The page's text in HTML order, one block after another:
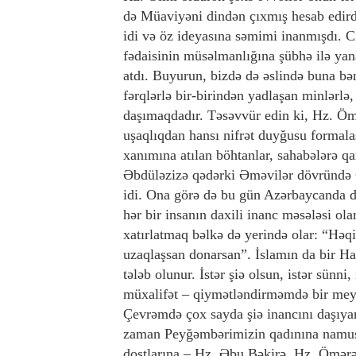
də Müaviyəni dindən çıxmış hesab
idi və öz ideyasına səmimi
fədaisinin müsəlmanlığına şübhə ilə
atdı. Buyurun, bizdə də əslində buna
fərqlərlə bir-birindən yadlaşan
daşımaqdadır. Təsəvvür edin ki, Hz.
uşaqlıqdan hansı nifrət duyğusu
xanımına atılan böhtanlar, sahabələrə
Əbdüləzizə qədərki Əməvilər dövründə
idi. Ona görə də bu gün Azərbaycanda
hər bir insanın daxili inanc məsələsi
xatırlatmaq bəlkə də yerində olar:
uzaqlaşsan donarsan”. İslamın da bir
tələb olunur. İstər şiə olsun, istər
müxalifət – qiymətləndirməmdə bir
Çevrəmdə çox sayda şiə inancını
zaman Peyğəmbərimizin qadınına